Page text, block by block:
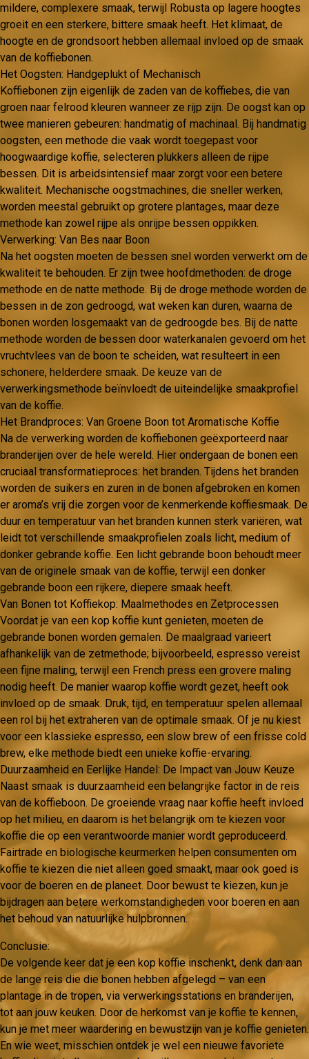
mildere, complexere smaak, terwijl Robusta op lagere hoogtes
groeit en een sterkere, bittere smaak heeft. Het klimaat, de
hoogte en de grondsoort hebben allemaal invloed op de smaak
van de koffiebonen.
Het Oogsten: Handgeplukt of Mechanisch
Koffiebonen zijn eigenlijk de zaden van de koffiebes, die van
groen naar felrood kleuren wanneer ze rijp zijn. De oogst kan op
twee manieren gebeuren: handmatig of machinaal. Bij handmatig
oogsten, een methode die vaak wordt toegepast voor
hoogwaardige koffie, selecteren plukkers alleen de rijpe
bessen. Dit is arbeidsintensief maar zorgt voor een betere
kwaliteit. Mechanische oogstmachines, die sneller werken,
worden meestal gebruikt op grotere plantages, maar deze
methode kan zowel rijpe als onrijpe bessen oppikken.
Verwerking: Van Bes naar Boon
Na het oogsten moeten de bessen snel worden verwerkt om de
kwaliteit te behouden. Er zijn twee hoofdmethoden: de droge
methode en de natte methode. Bij de droge methode worden de
bessen in de zon gedroogd, wat weken kan duren, waarna de
bonen worden losgemaakt van de gedroogde bes. Bij de natte
methode worden de bessen door waterkanalen gevoerd om het
vruchtvlees van de boon te scheiden, wat resulteert in een
schonere, helderdere smaak. De keuze van de
verwerkingsmethode beïnvloedt de uiteindelijke smaakprofiel
van de koffie.
Het Brandproces: Van Groene Boon tot Aromatische Koffie
Na de verwerking worden de koffiebonen geëxporteerd naar
branderijen over de hele wereld. Hier ondergaan de bonen een
cruciaal transformatieproces: het branden. Tijdens het branden
worden de suikers en zuren in de bonen afgebroken en komen
er aroma’s vrij die zorgen voor de kenmerkende koffiesmaak. De
duur en temperatuur van het branden kunnen sterk variëren, wat
leidt tot verschillende smaakprofielen zoals licht, medium of
donker gebrande koffie. Een licht gebrande boon behoudt meer
van de originele smaak van de koffie, terwijl een donker
gebrande boon een rijkere, diepere smaak heeft.
Van Bonen tot Koffiekop: Maalmethodes en Zetprocessen
Voordat je van een kop koffie kunt genieten, moeten de
gebrande bonen worden gemalen. De maalgraad varieert
afhankelijk van de zetmethode; bijvoorbeeld, espresso vereist
een fijne maling, terwijl een French press een grovere maling
nodig heeft. De manier waarop koffie wordt gezet, heeft ook
invloed op de smaak. Druk, tijd, en temperatuur spelen allemaal
een rol bij het extraheren van de optimale smaak. Of je nu kiest
voor een klassieke espresso, een slow brew of een frisse cold
brew, elke methode biedt een unieke koffie-ervaring.
Duurzaamheid en Eerlijke Handel: De Impact van Jouw Keuze
Naast smaak is duurzaamheid een belangrijke factor in de reis
van de koffieboon. De groeiende vraag naar koffie heeft invloed
op het milieu, en daarom is het belangrijk om te kiezen voor
koffie die op een verantwoorde manier wordt geproduceerd.
Fairtrade en biologische keurmerken helpen consumenten om
koffie te kiezen die niet alleen goed smaakt, maar ook goed is
voor de boeren en de planeet. Door bewust te kiezen, kun je
bijdragen aan betere werkomstandigheden voor boeren en aan
het behoud van natuurlijke hulpbronnen.
Conclusie:
De volgende keer dat je een kop koffie inschenkt, denk dan aan
de lange reis die die bonen hebben afgelegd – van een
plantage in de tropen, via verwerkingsstations en branderijen,
tot aan jouw keuken. Door de herkomst van je koffie te kennen,
kun je met meer waardering en bewustzijn van je koffie genieten.
En wie weet, misschien ontdek je wel een nieuwe favoriete